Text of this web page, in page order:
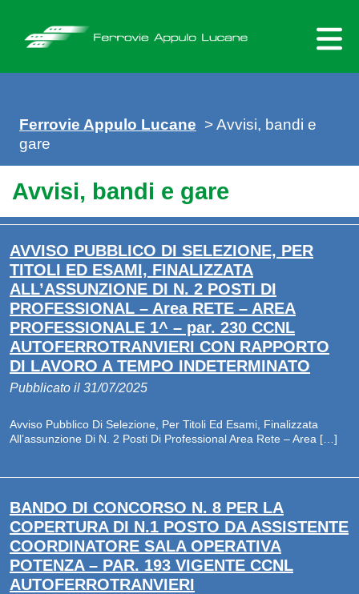
content
Ferrovie Appulo Lucane > Avvisi, bandi e
gare
Avvisi, bandi e gare
AVVISO PUBBLICO DI SELEZIONE, PER
TITOLI ED ESAMI, FINALIZZATA
ALL’ASSUNZIONE DI N. 2 POSTI DI
PROFESSIONAL – Area RETE – AREA
PROFESSIONALE 1^ – par. 230 CCNL
AUTOFERROTRANVIERI CON RAPPORTO
DI LAVORO A TEMPO INDETERMINATO
Pubblicato il 31/07/2025
Avviso Pubblico Di Selezione, Per Titoli Ed Esami, Finalizzata
All’assunzione Di N. 2 Posti Di Professional Area Rete – Area […]
BANDO DI CONCORSO N. 8 PER LA
COPERTURA DI N.1 POSTO DA ASSISTENTE
COORDINATORE SALA OPERATIVA
POTENZA – PAR. 193 VIGENTE CCNL
AUTOFERROTRANVIERI